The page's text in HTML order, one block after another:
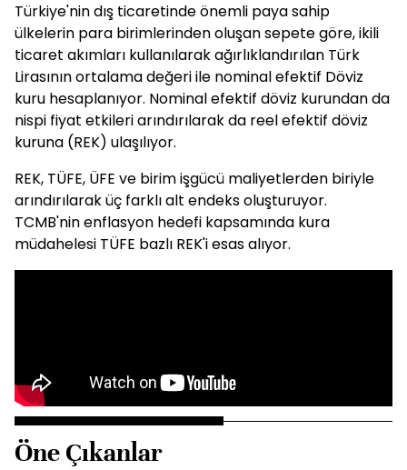
Türkiye'nin dış ticaretinde önemli paya sahip
ülkelerin para birimlerinden oluşan sepete göre, ikili
ticaret akımları kullanılarak ağırlıklandırılan Türk
Lirasının ortalama değeri ile nominal efektif Döviz
kuru hesaplanıyor. Nominal efektif döviz kurundan da
nispi fiyat etkileri arındırılarak da reel efektif döviz
kuruna (REK) ulaşılıyor.
REK, TÜFE, ÜFE ve birim işgücü maliyetlerden biriyle
arındırılarak üç farklı alt endeks oluşturuyor.
TCMB'nin enflasyon hedefi kapsamında kura
müdahelesi TÜFE bazlı REK'i esas alıyor.
Öne Çıkanlar